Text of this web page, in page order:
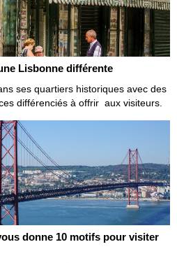
Lisbonne différente
ses quartiers historiques avec des
différenciés à offrir aux visiteurs.
donne 10 motifs pour visiter